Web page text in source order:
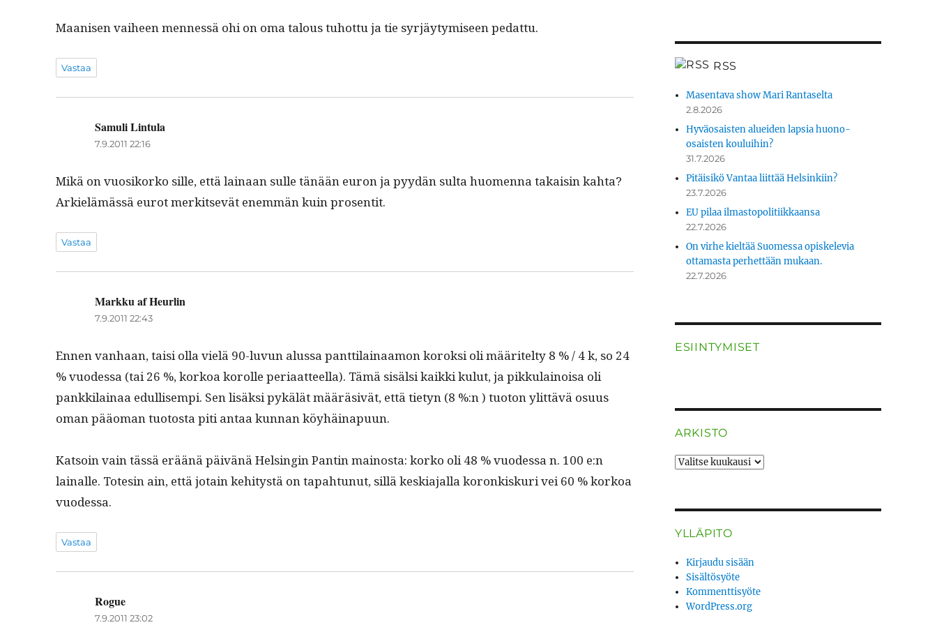
Maanisen vai­heen men­nessä ohi on oma talous tuhot­tu ja tie syr­jäy­tymiseen pedattu.
Vastaa
Samuli Lintula
7.9.2011 22:16
Mikä on vuosiko­rko sille, että lainaan sulle tänään euron ja pyy­dän sul­ta huomen­na takaisin kah­ta?
Arkielämässä eurot merk­it­sevät enem­män kuin prosentit.
Vastaa
Markku af Heurlin
7.9.2011 22:43
Ennen van­haan, taisi olla vielä 90-luvun alus­sa pant­ti­lainaa­mon koroksi oli määritel­ty 8 % / 4 k, so 24
% vuodessa (tai 26 %, korkoa korolle peri­aat­teel­la). Tämä sisäl­si kaik­ki kulut, ja pikku­lain­oisa oli
pankki­lainaa edullisem­pi. Sen lisäk­si pykälät määrä­sivät, että tietyn (8 %:n ) tuo­ton ylit­tävä osu­us
oman pääo­man tuo­to­s­ta piti antaa kun­nan köyhäinapuun.
Kat­soin vain tässä eräänä päivänä Helsin­gin Pan­tin main­os­ta: korko oli 48 % vuodessa n. 100 e:n
lainalle. Totesin ain, että jotain kehi­tys­tä on tapah­tunut, sil­lä keski­a­jal­la koronkiskuri vei 60 % korkoa
vuodessa.
Vastaa
Rogue
7.9.2011 23:02
RSS
Masentava show Mari Rantaselta
2.8.2026
Hyväosaisten alueiden lapsia huono-
osaisten kouluihin?
31.7.2026
Pitäisikö Vantaa liittää Helsinkiin?
23.7.2026
EU pilaa ilmastopolitiikkaansa
22.7.2026
On virhe kieltää Suomessa opiskelevia
ottamasta perhettään mukaan.
22.7.2026
ESIINTYMISET
ARKISTO
ARKISTO
YLLÄPITO
Kirjaudu sisään
Sisältösyöte
Kommenttisyöte
WordPress.org